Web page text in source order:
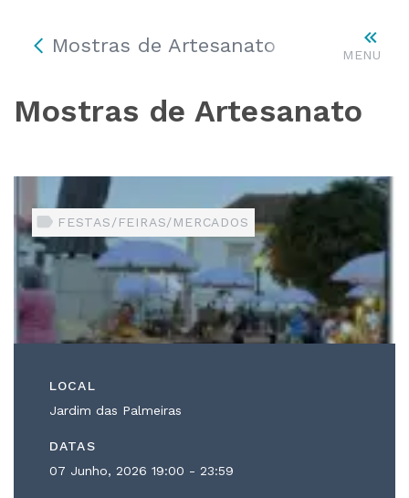
MENU
Mostras de Artesanato
Mostras de Artesanato
FESTAS/FEIRAS/MERCADOS
LOCAL
Jardim das Palmeiras
DATAS
07 Junho, 2026 19:00 - 23:59